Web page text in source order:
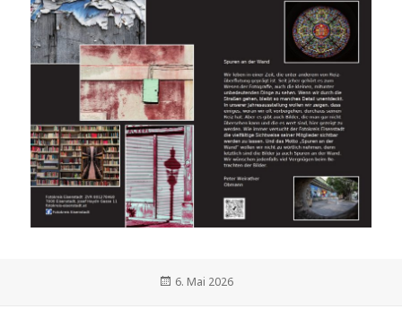
Veröffentlicht
6. Mai 2026